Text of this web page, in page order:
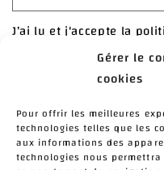
Gérer le
cookies
Pour offrir les meilleures
technologies telles que les
aux informations des
technologies nous
J’ai lu et j'accepte la
> Déclaration de
* champs obligatoires
hCaptcha